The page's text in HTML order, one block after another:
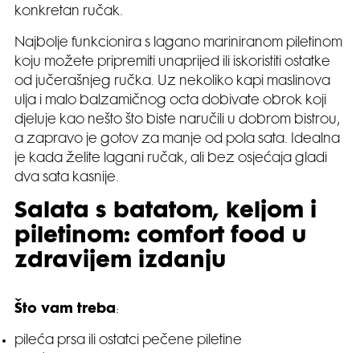
konkretan ručak.
Najbolje funkcionira s lagano mariniranom piletinom
koju možete pripremiti unaprijed ili iskoristiti ostatke
od jučerašnjeg ručka. Uz nekoliko kapi maslinova
ulja i malo balzamičnog octa dobivate obrok koji
djeluje kao nešto što biste naručili u dobrom bistrou,
a zapravo je gotov za manje od pola sata. Idealna
je kada želite lagani ručak, ali bez osjećaja gladi
dva sata kasnije.
Salata s batatom, keljom i
piletinom: comfort food u
zdravijem izdanju
Što vam treba:
pileća prsa ili ostatci pečene piletine